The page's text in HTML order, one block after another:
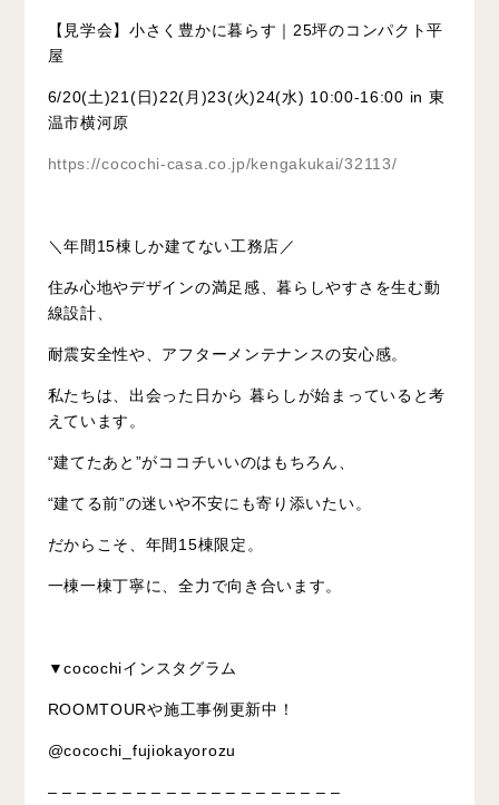
【見学会】小さく豊かに暮らす｜25坪のコンパクト平
屋
6/20(土)21(日)22(月)23(火)24(水) 10:00-16:00 in 東
温市横河原
https://cocochi-casa.co.jp/kengakukai/32113/
＼年間15棟しか建てない工務店／
住み心地やデザインの満足感、暮らしやすさを生む動
線設計、
耐震安全性や、アフターメンテナンスの安心感。
私たちは、出会った日から 暮らしが始まっていると考
えています。
“建てたあと”がココチいいのはもちろん、
“建てる前”の迷いや不安にも寄り添いたい。
だからこそ、年間15棟限定。
一棟一棟丁寧に、全力で向き合います。
▼cocochiインスタグラム
ROOMTOURや施工事例更新中！
@cocochi_fujiokayorozu
– – – – – – – – – – – – – – – – – – – –